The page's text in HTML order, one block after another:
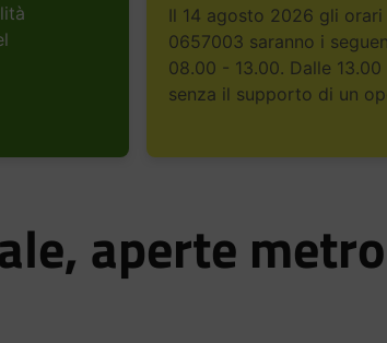
Il 14 agosto 2026 gli
0657003 saranno i
08.00 - 13.00. Dalle
senza il supporto di un
aperte